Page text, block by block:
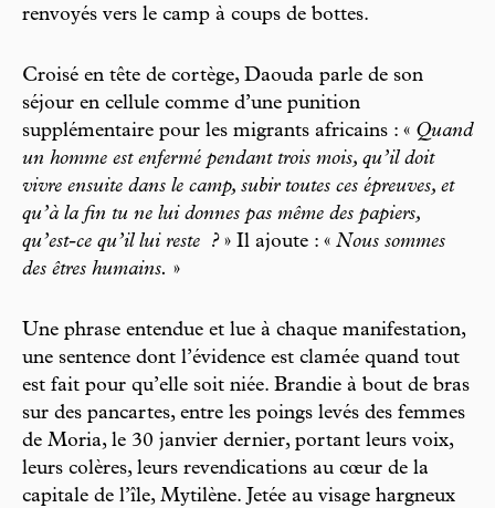
renvoyés vers le camp à coups de bottes.
Croisé en tête de cortège, Daouda parle de son
séjour en cellule comme d’une punition
supplémentaire pour les migrants africains : « Quand
un homme est enfermé pendant trois mois, qu’il doit
vivre ensuite dans le camp, subir toutes ces épreuves, et
qu’à la fin tu ne lui donnes pas même des papiers,
qu’est-ce qu’il lui reste
?» Il ajoute : « Nous sommes
des êtres humains. »
Une phrase entendue et lue à chaque manifestation,
une sentence dont l’évidence est clamée quand tout
est fait pour qu’elle soit niée. Brandie à bout de bras
sur des pancartes, entre les poings levés des femmes
de Moria, le 30 janvier dernier, portant leurs voix,
leurs colères, leurs revendications au cœur de la
capitale de l’île, Mytilène. Jetée au visage hargneux